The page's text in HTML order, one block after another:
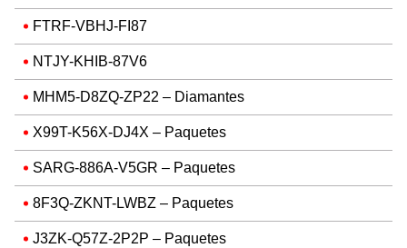
FTRF-VBHJ-FI87
NTJY-KHIB-87V6
MHM5-D8ZQ-ZP22 – Diamantes
X99T-K56X-DJ4X – Paquetes
SARG-886A-V5GR – Paquetes
8F3Q-ZKNT-LWBZ – Paquetes
J3ZK-Q57Z-2P2P – Paquetes